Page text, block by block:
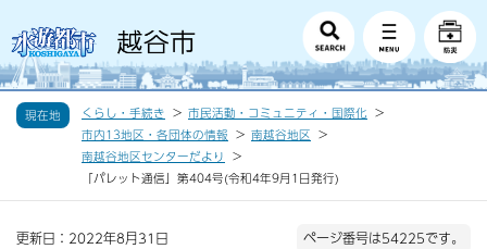
現在地 くらし・手続き
市民活動・コミュニティ・国際化
市内13地区・各団体の情報
南越谷地区
南越谷地区センターだより
「パレット通信」第404号(令和4年9月1日発行)
更新日：2022年8月31日 ページ番号は54225です。